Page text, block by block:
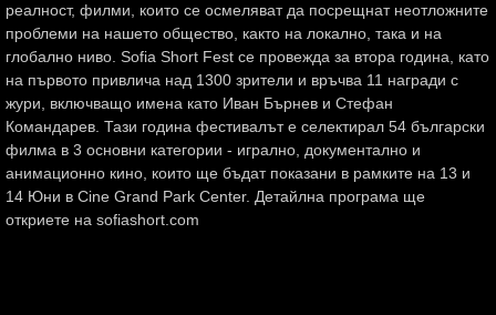
реалност, филми, които се осмеляват да посрещнат неотложните
проблеми на нашето общество, както на локално, така и на
глобално ниво. Sofia Short Fest се провежда за втора година, като
на първото привлича над 1300 зрители и връчва 11 награди с
жури, включващо имена като Иван Бърнев и Стефан
Командарев. Тази година фестивалът е селектирал 54 български
филма в 3 основни категории - игрално, документално и
анимационно кино, които ще бъдат показани в рамките на 13 и
14 Юни в Cine Grand Park Center. Детайлна програма ще
откриете на sofiashort.com